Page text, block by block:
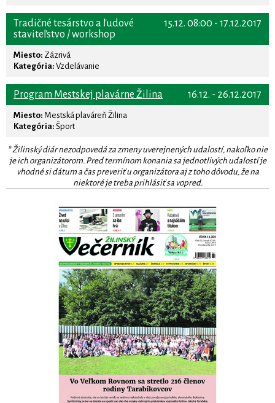
15.12. 08:00 - 17.12.2017
Tradičné tesárstvo a ľudové
staviteľstvo / workshop
Miesto: Zázrivá
Kategória: Vzdelávanie
16.12. - 26.12.2017
Program Mestskej plavárne Žilina
Miesto: Mestská plaváreň Žilina
Kategória: Šport
* Žilinský diár nezodpovedá za zmeny uverejnených udalostí, nakoľko nie
je ich organizátorom. Pred termínom konania sa jednotlivých udalostí je
vhodné si dátum a čas preveriť u organizátora aj z toho dôvodu, že na
niektoré je treba prihlásiť sa vopred.